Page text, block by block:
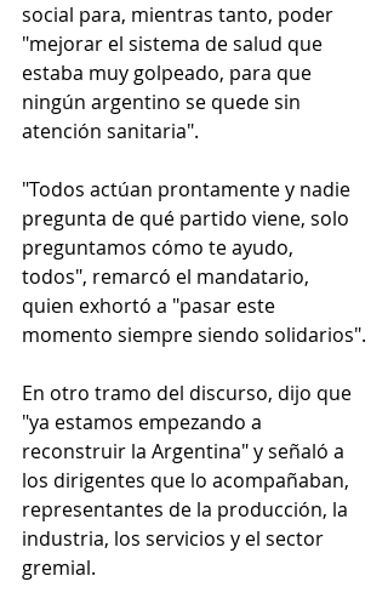
social para, mientras tanto, poder
"mejorar el sistema de salud que
estaba muy golpeado, para que
ningún argentino se quede sin
atención sanitaria".
"Todos actúan prontamente y nadie
pregunta de qué partido viene, solo
preguntamos cómo te ayudo,
todos", remarcó el mandatario,
quien exhortó a "pasar este
momento siempre siendo solidarios".
En otro tramo del discurso, dijo que
"ya estamos empezando a
reconstruir la Argentina" y señaló a
los dirigentes que lo acompañaban,
representantes de la producción, la
industria, los servicios y el sector
gremial.